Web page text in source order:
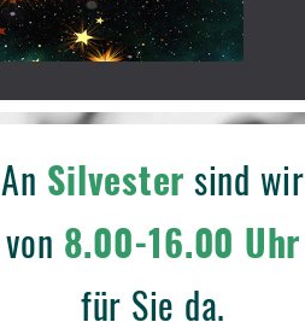
An Silvester sind wir
von 8.00-16.00 Uhr
für Sie da.